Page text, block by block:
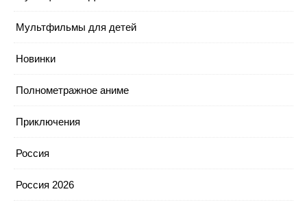
Мультфильмы для детей
Новинки
Полнометражное аниме
Приключения
Россия
Россия 2026